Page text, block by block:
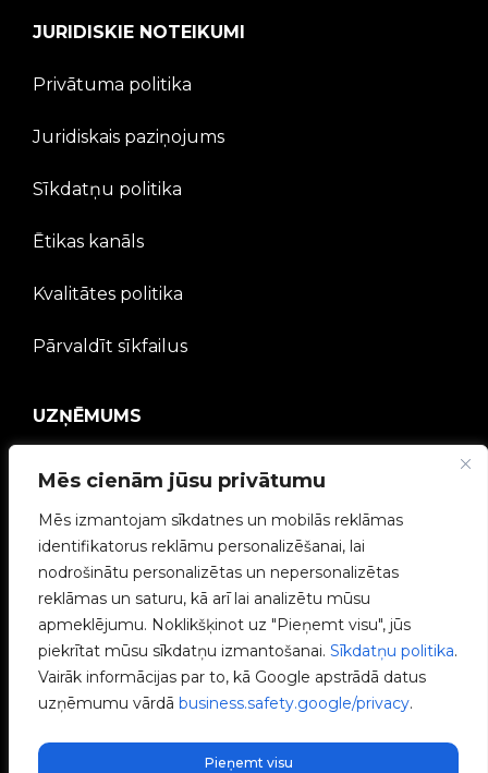
Mēs cienām jūsu privātumu
Mēs izmantojam sīkdatnes un mobilās reklāmas
identifikatorus reklāmu personalizēšanai, lai
nodrošinātu personalizētas un nepersonalizētas
reklāmas un saturu, kā arī lai analizētu mūsu
apmeklējumu. Noklikšķinot uz "Pieņemt visu", jūs
piekrītat mūsu sīkdatņu izmantošanai. Sīkdatņu politika.
Vairāk informācijas par to, kā Google apstrādā datus
uzņēmumu vārdā business.safety.google/privacy.
Pieņemt visu
JURIDISKIE NOTEIKUMI
Privātuma politika
Juridiskais paziņojums
Sīkdatņu politika
Ētikas kanāls
Kvalitātes politika
Pārvaldīt sīkfailus
UZŅĒMUMS
V2C kopiena
Strādā ar mums
e-Chargers
V2C Power
V2C Cloud